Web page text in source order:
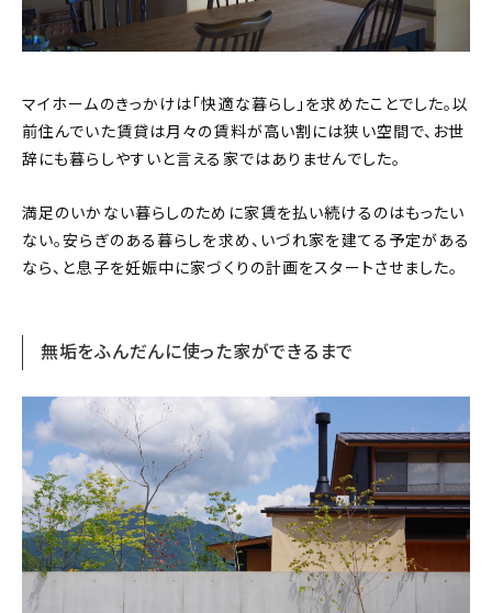
マイホームのきっかけは「快適な暮らし」を求めたことでした。以
前住んでいた賃貸は月々の賃料が高い割には狭い空間で、お世
辞にも暮らしやすいと言える家ではありませんでした。
満足のいかない暮らしのために家賃を払い続けるのはもったい
ない。安らぎのある暮らしを求め、いづれ家を建てる予定がある
なら、と息子を妊娠中に家づくりの計画をスタートさせました。
無垢をふんだんに使った家ができるまで